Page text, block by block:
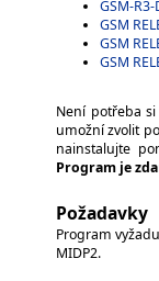
GSM-
GSM
GSM
GSM
Není potřeba
umožní zvolit
nainstalujte
Program je
Požadavky
Program
MIDP2.